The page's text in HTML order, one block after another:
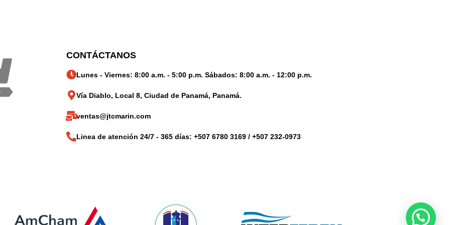
CONTÁCTANOS
Lunes - Viernes: 8:00 a.m. - 5:00 p.m. Sábados: 8:00 a.m. - 12:00 p.m.
Vía Diablo, Local 8, Ciudad de Panamá, Panamá.
ventas@jtcmarin.com
Linea de atención 24/7 - 365 días: +507 6780 3169 / +507 232-0973